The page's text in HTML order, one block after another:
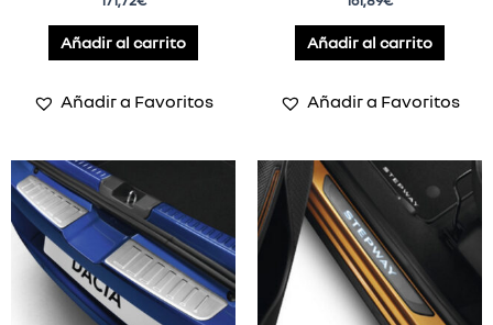
Añadir al carrito
Añadir a Favoritos
Añadir al carrito
Añadir a Favoritos